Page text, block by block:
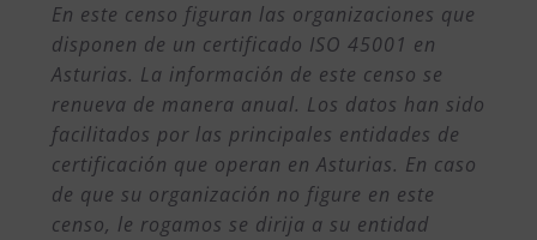
En este censo figuran las organizaciones que
disponen de un certificado ISO 45001 en
Asturias. La información de este censo se
renueva de manera anual. Los datos han sido
facilitados por las principales entidades de
certificación que operan en Asturias. En caso
de que su organización no figure en este
censo, le rogamos se dirija a su entidad